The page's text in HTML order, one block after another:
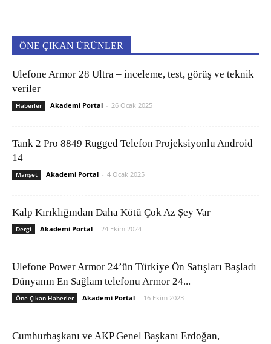
ÖNE ÇIKAN ÜRÜNLER
Ulefone Armor 28 Ultra – inceleme, test, görüş ve teknik
veriler
Haberler Akademi Portal - 26 Ocak 2025
Tank 2 Pro 8849 Rugged Telefon Projeksiyonlu Android
14
Manşet Akademi Portal - 4 Ocak 2025
Kalp Kırıklığından Daha Kötü Çok Az Şey Var
Dergi Akademi Portal - 24 Ekim 2024
Ulefone Power Armor 24’ün Türkiye Ön Satışları Başladı
Dünyanın En Sağlam telefonu Armor 24...
Öne Çıkan Haberler Akademi Portal - 16 Ekim 2023
Cumhurbaşkanı ve AKP Genel Başkanı Erdoğan,